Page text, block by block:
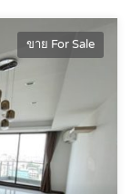
ขาย For Sale